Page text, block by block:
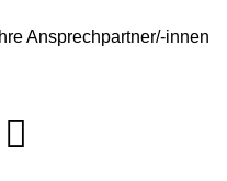
Ansprechpartner/-innen